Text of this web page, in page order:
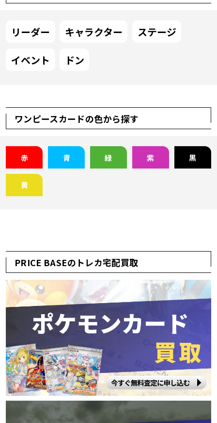
リーダー キャラクター
ステージ
イベント
ドン
ワンピースカードの色から探す
赤 青 緑 紫 黒
黄
PRICE BASEのトレカ宅配買取